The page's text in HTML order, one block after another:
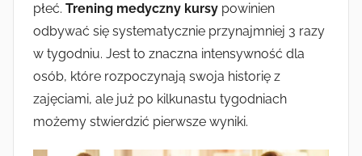
płeć. Trening medyczny kursy powinien
odbywać się systematycznie przynajmniej 3 razy
w tygodniu. Jest to znaczna intensywność dla
osób, które rozpoczynają swoja historię z
zajęciami, ale już po kilkunastu tygodniach
możemy stwierdzić pierwsze wyniki.